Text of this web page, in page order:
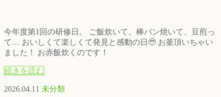
今年度第1回の研修日。 ご飯炊いて。棒パン焼いて、豆煎っ
て… おいしくて楽しくて発見と感動の日🥹 お釜頂いちゃい
ました！ お赤飯炊くのです！
続きを読む
2026.04.11 未分類